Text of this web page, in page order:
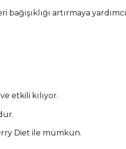
bağışıklığı artırmaya yardımcı
etkili kılıyor.
Diet ile mümkün.